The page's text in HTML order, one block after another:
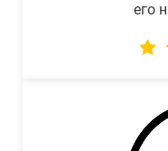
его